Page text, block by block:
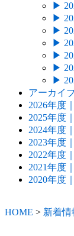
▶
▶
▶
▶
▶
▶
▶
アーカイ
2026年度
2025年度
2024年度
2023年度
2022年度
2021年度
2020年度
HOME > 新着情